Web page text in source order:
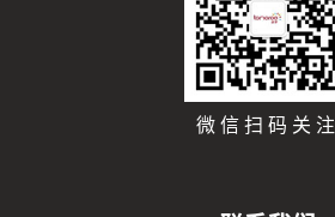
微信扫码关注